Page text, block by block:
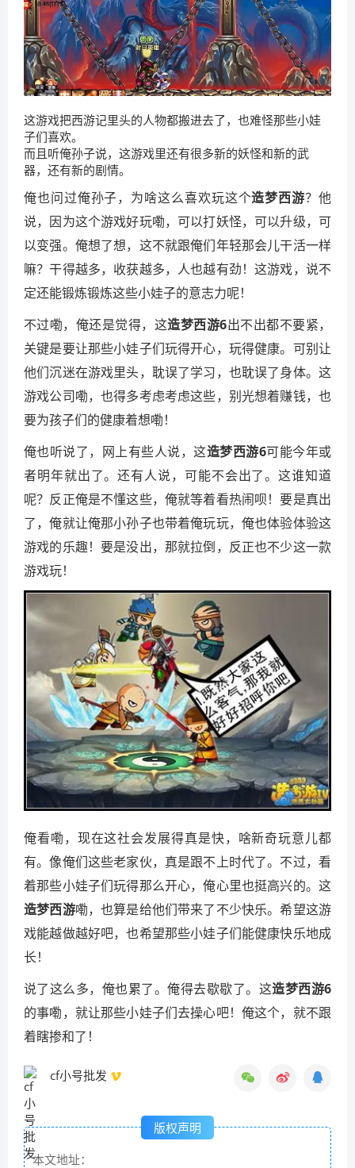
这游戏把西游记里头的人物都搬进去了，也难怪那些小娃
子们喜欢。
而且听俺孙子说，这游戏里还有很多新的妖怪和新的武
器，还有新的剧情。
俺也问过俺孙子，为啥这么喜欢玩这个造梦西游？他
说，因为这个游戏好玩嘞，可以打妖怪，可以升级，可
以变强。俺想了想，这不就跟俺们年轻那会儿干活一样
嘛？干得越多，收获越多，人也越有劲！这游戏，说不
定还能锻炼锻炼这些小娃子的意志力呢！
不过嘞，俺还是觉得，这造梦西游6出不出都不要紧，
关键是要让那些小娃子们玩得开心，玩得健康。可别让
他们沉迷在游戏里头，耽误了学习，也耽误了身体。这
游戏公司嘞，也得多考虑考虑这些，别光想着赚钱，也
要为孩子们的健康着想嘞！
俺也听说了，网上有些人说，这造梦西游6可能今年或
者明年就出了。还有人说，可能不会出了。这谁知道
呢？反正俺是不懂这些，俺就等着看热闹呗！要是真出
了，俺就让俺那小孙子也带着俺玩玩，俺也体验体验这
游戏的乐趣！要是没出，那就拉倒，反正也不少这一款
游戏玩！
俺看嘞，现在这社会发展得真是快，啥新奇玩意儿都
有。像俺们这些老家伙，真是跟不上时代了。不过，看
着那些小娃子们玩得那么开心，俺心里也挺高兴的。这
造梦西游嘞，也算是给他们带来了不少快乐。希望这游
戏能越做越好吧，也希望那些小娃子们能健康快乐地成
长！
说了这么多，俺也累了。俺得去歇歇了。这造梦西游6
的事嘞，就让那些小娃子们去操心吧！俺这个，就不跟
着瞎掺和了！
cf小号批发
版权声明
本文地址：